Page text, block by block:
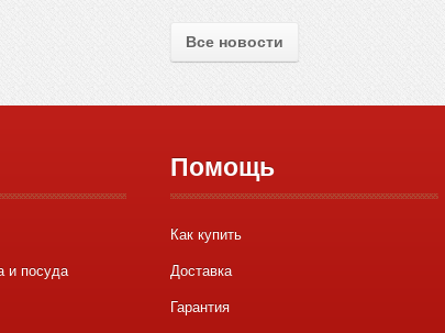
Все новости
и посуда
Помощь
Как купить
Доставка
Гарантия